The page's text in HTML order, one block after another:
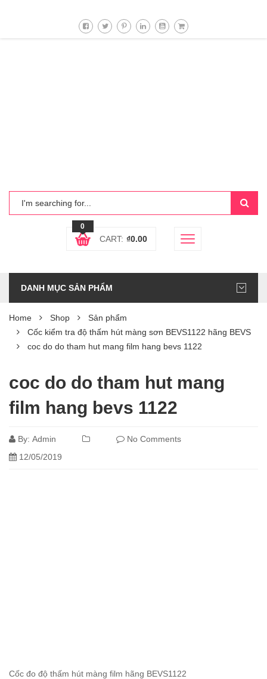
0
CART: ₫0.00
DANH MỤC SẢN PHẨM
Home Shop
Sản phẩm
Cốc kiểm tra độ thấm hút màng sơn BEVS1122 hãng BEVS
coc do do tham hut mang film hang bevs 1122
coc do do tham hut mang
film hang bevs 1122
By: Admin
No Comments
12/05/2019
Cốc đo độ thấm hút màng film hãng BEVS1122